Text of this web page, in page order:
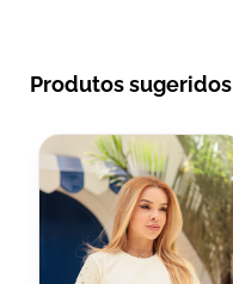
Produtos sugeridos